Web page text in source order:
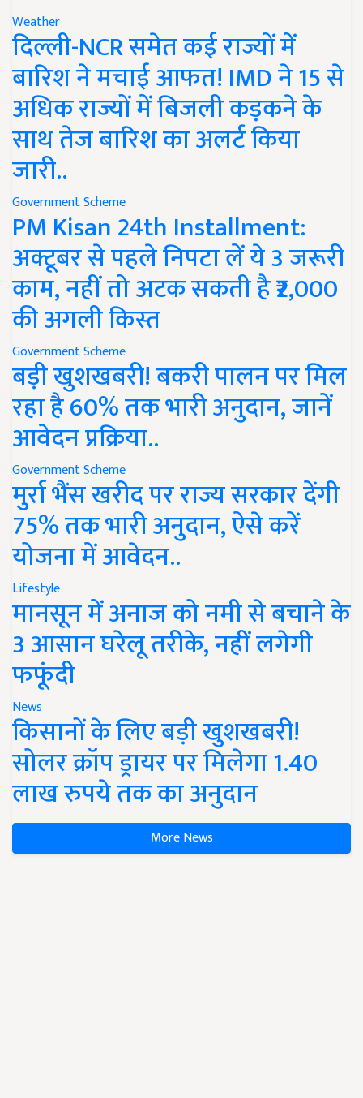
Weather
दिल्ली-NCR समेत कई राज्यों में
बारिश ने मचाई आफत! IMD ने 15 से
अधिक राज्यों में बिजली कड़कने के
साथ तेज बारिश का अलर्ट किया
जारी..
Government Scheme
PM Kisan 24th Installment:
अक्टूबर से पहले निपटा लें ये 3 जरूरी
काम, नहीं तो अटक सकती है ₹2,000
की अगली किस्त
Government Scheme
बड़ी खुशखबरी! बकरी पालन पर मिल
रहा है 60% तक भारी अनुदान, जानें
आवेदन प्रक्रिया..
Government Scheme
मुर्रा भैंस खरीद पर राज्य सरकार देंगी
75% तक भारी अनुदान, ऐसे करें
योजना में आवेदन..
Lifestyle
मानसून में अनाज को नमी से बचाने के
3 आसान घरेलू तरीके, नहीं लगेगी
फफूंदी
News
किसानों के लिए बड़ी खुशखबरी!
सोलर क्रॉप ड्रायर पर मिलेगा 1.40
लाख रुपये तक का अनुदान
More News